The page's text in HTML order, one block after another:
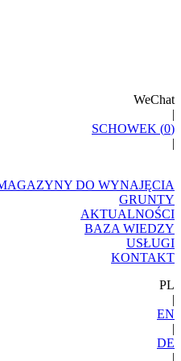
WeChat
|
SCHOWEK (0)
|
DO WYNAJĘCIA
GRUNTY
AKTUALNOŚCI
BAZA WIEDZY
USŁUGI
KONTAKT
PL
|
EN
|
DE
|